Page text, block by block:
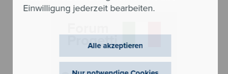
Einwilligung jederzeit bearbeiten.
Alle akzeptieren
Progetti